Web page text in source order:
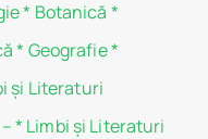
* Botanică *
* Geografie*
și Literaturi
* Limbi și Literaturi